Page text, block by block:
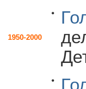
1950-2000